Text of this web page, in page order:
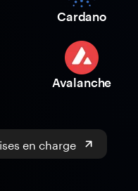
Cardano
Avalanche
en charge